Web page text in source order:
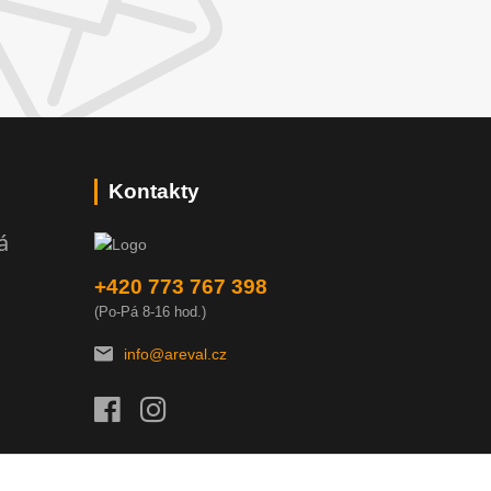
Kontakty
+420 773 767 398
(Po-Pá 8-16 hod.)
info@areval.cz